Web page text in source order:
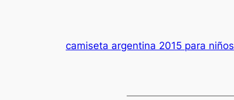
camiseta argentina 2015 para niños